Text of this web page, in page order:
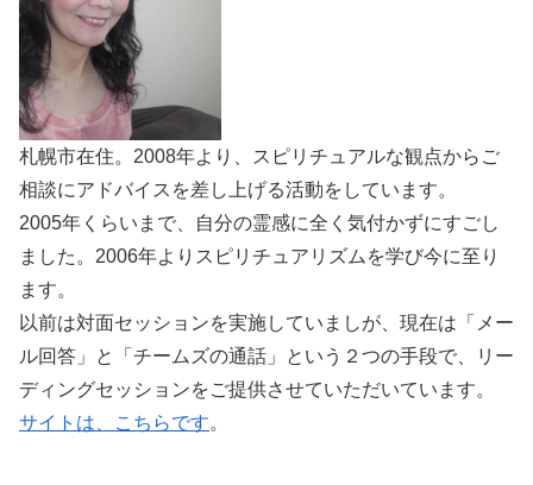
札幌市在住。2008年より、スピリチュアルな観点からご
相談にアドバイスを差し上げる活動をしています。
2005年くらいまで、自分の霊感に全く気付かずにすごし
ました。2006年よりスピリチュアリズムを学び今に至り
ます。
以前は対面セッションを実施していましが、現在は「メー
ル回答」と「チームズの通話」という２つの手段で、リー
ディングセッションをご提供させていただいています。
サイトは、こちらです。